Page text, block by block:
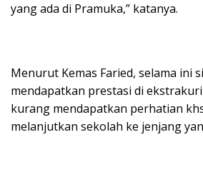
yang ada di Pramuka,” katanya.
Menurut Kemas Faried, selama ini
mendapatkan prestasi di
kurang mendapatkan perhatian
melanjutkan sekolah ke jenjang